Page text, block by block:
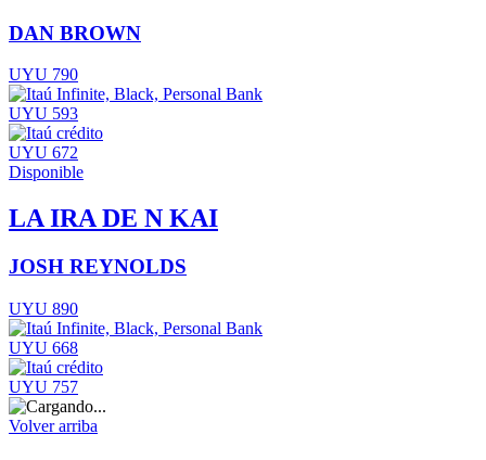
DAN BROWN
UYU 790
UYU 593
UYU 672
Disponible
LA IRA DE N KAI
JOSH REYNOLDS
UYU 890
UYU 668
UYU 757
Volver arriba